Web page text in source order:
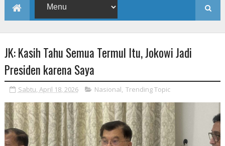
JK: Kasih Tahu Semua Termul Itu, Jokowi Jadi
Presiden karena Saya
Sabtu, April 18, 2026 Nasional, Trending Topic